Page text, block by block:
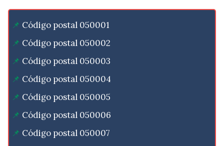
Código postal 050001
Código postal 050002
Código postal 050003
Código postal 050004
Código postal 050005
Código postal 050006
Código postal 050007